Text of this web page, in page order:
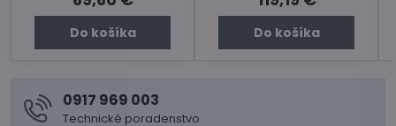
Do košíka Do košíka
0917 969 003
Technické poradenstvo